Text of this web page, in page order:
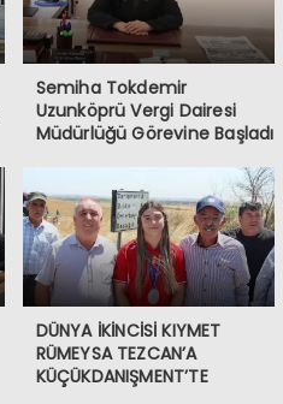
Semiha Tokdemir
Uzunköprü Vergi Dairesi
Müdürlüğü Görevine Başladı
DÜNYA İKİNCİSİ KIYMET
RÜMEYSA TEZCAN’A
KÜÇÜKDANIŞMENT’TE